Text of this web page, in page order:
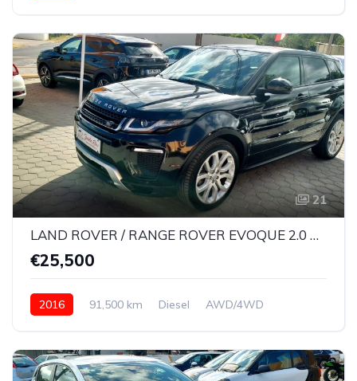
21
LAND ROVER / RANGE ROVER EVOQUE 2.0 TD4 SE DYNAMIC
€25,500
2016 91,500 km Diesel AWD/4WD